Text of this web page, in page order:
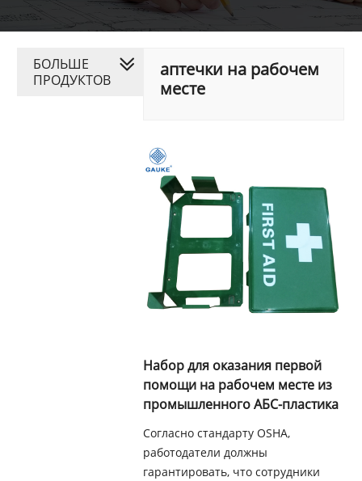
аптечки на рабочем
месте
Набор для оказания первой
помощи на рабочем месте из
промышленного АБС-пластика
Согласно стандарту OSHA,
работодатели должны
гарантировать, что сотрудники
БОЛЬШЕ
ПРОДУКТОВ